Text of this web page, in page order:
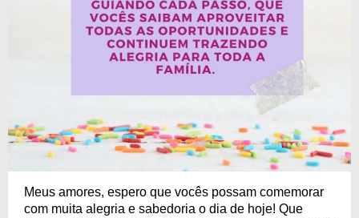
Meus amores, espero que vocês possam comemorar
com muita alegria e sabedoria o dia de hoje! Que